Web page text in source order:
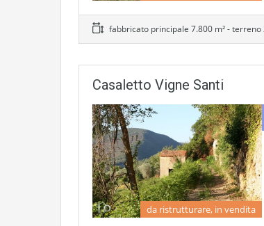
fabbricato principale 7.800 m² - terreno
Casaletto Vigne Santi
da ristrutturare, in vendita